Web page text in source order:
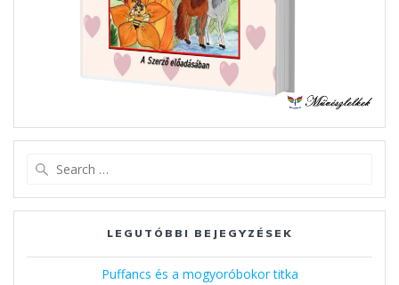
LEGUTÓBBI BEJEGYZÉSEK
Puffancs és a mogyoróbokor titka